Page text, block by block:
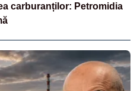
carburanților: Petromidia